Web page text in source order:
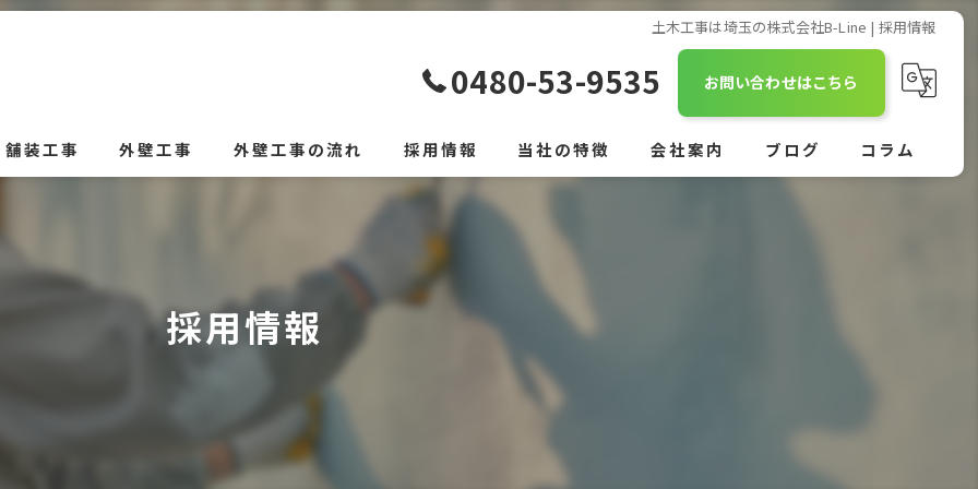
土木工事は埼玉の株式会社B-Line | 採用情報
0480-53-9535 お問い合わせはこちら
舗装工事 外壁工事 外壁工事の流れ 採用情報 当社の特徴
作業員
会社案内 ブログ コラム
採用情報